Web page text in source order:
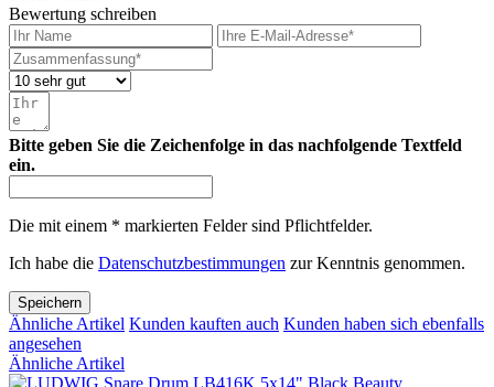
Bewertung schreiben
Bitte geben Sie die Zeichenfolge in das nachfolgende Textfeld
ein.
Die mit einem * markierten Felder sind Pflichtfelder.
Ich habe die Datenschutzbestimmungen zur Kenntnis genommen.
Speichern
Ähnliche Artikel Kunden kauften auch Kunden haben sich ebenfalls
angesehen
Ähnliche Artikel